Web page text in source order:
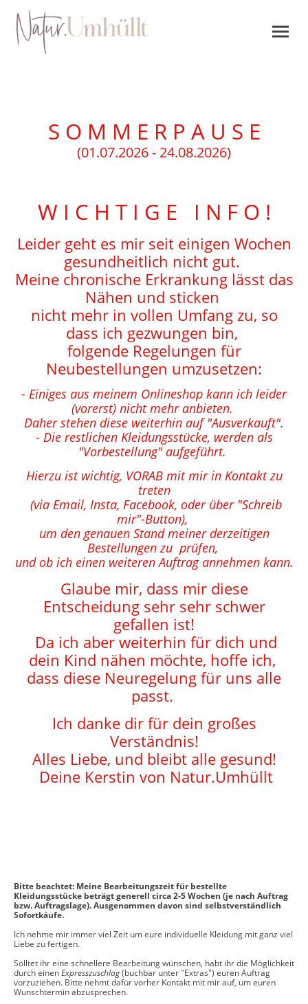
S O M M E R P A U S E
(01.07.2026 - 24.08.2026)
W I C H T I G E I N F O !
Leider geht es mir seit einigen Wochen
gesundheitlich nicht gut.
Meine chronische Erkrankung lässt das
Nähen und sticken
nicht mehr in vollen Umfang zu, so
dass ich gezwungen bin,
folgende Regelungen für
Neubestellungen umzusetzen:
- Einiges aus meinem Onlineshop kann ich leider
(vorerst) nicht mehr anbieten.
Daher stehen diese weiterhin auf "Ausverkauft".
- Die restlichen Kleidungsstücke, werden als
"Vorbestellung" aufgeführt.
Hierzu ist wichtig, VORAB mit mir in Kontakt zu
treten
(via Email, Insta, Facebook, oder über "Schreib
mir"-Button),
um den genauen Stand meiner derzeitigen
Bestellungen zu prüfen,
und ob ich einen weiteren Auftrag annehmen kann.
Glaube mir, dass mir diese
Entscheidung sehr sehr schwer
gefallen ist!
Da ich aber weiterhin für dich und
dein Kind nähen möchte, hoffe ich,
dass diese Neuregelung für uns alle
passt.
Ich danke dir für dein großes
Verständnis!
Alles Liebe, und bleibt alle gesund!
Deine Kerstin von Natur.Umhüllt
Bitte beachtet: Meine Bearbeitungszeit für bestellte
Kleidungsstücke beträgt generell circa 2-5 Wochen (je nach Auftrag
bzw. Auftragslage). Ausgenommen davon sind selbstverständlich
Sofortkäufe.
Ich nehme mir immer viel Zeit um eure individuelle Kleidung mit ganz viel
Liebe zu fertigen.
Solltet ihr eine schnellere Bearbeitung wünschen, habt ihr die Möglichkeit
durch einenExpresszuschlag(buchbar unter "Extras") euren Auftrag
vorzuziehen. Bitte nehmt dafür vorher Kontakt mit mir auf, um euren
Wunschtermin abzusprechen.